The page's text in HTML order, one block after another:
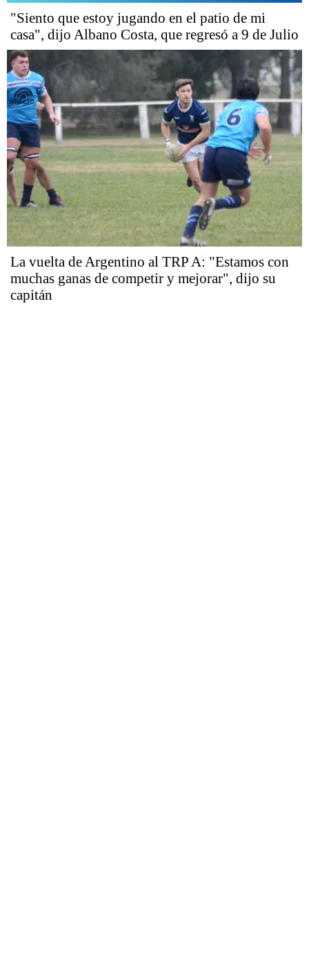
"Siento que estoy jugando en el patio de mi
casa", dijo Albano Costa, que regresó a 9 de Julio
La vuelta de Argentino al TRP A: "Estamos con
muchas ganas de competir y mejorar", dijo su
capitán